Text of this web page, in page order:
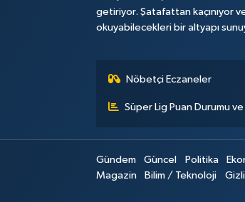
getiriyor. Şatafattan kaçınıyor
okuyabilecekleri bir altyapı
Nöbetçi Eczaneler
Süper Lig Puan Durumu
Gündem Güncel Politika
Magazin
Bilim / Teknoloji